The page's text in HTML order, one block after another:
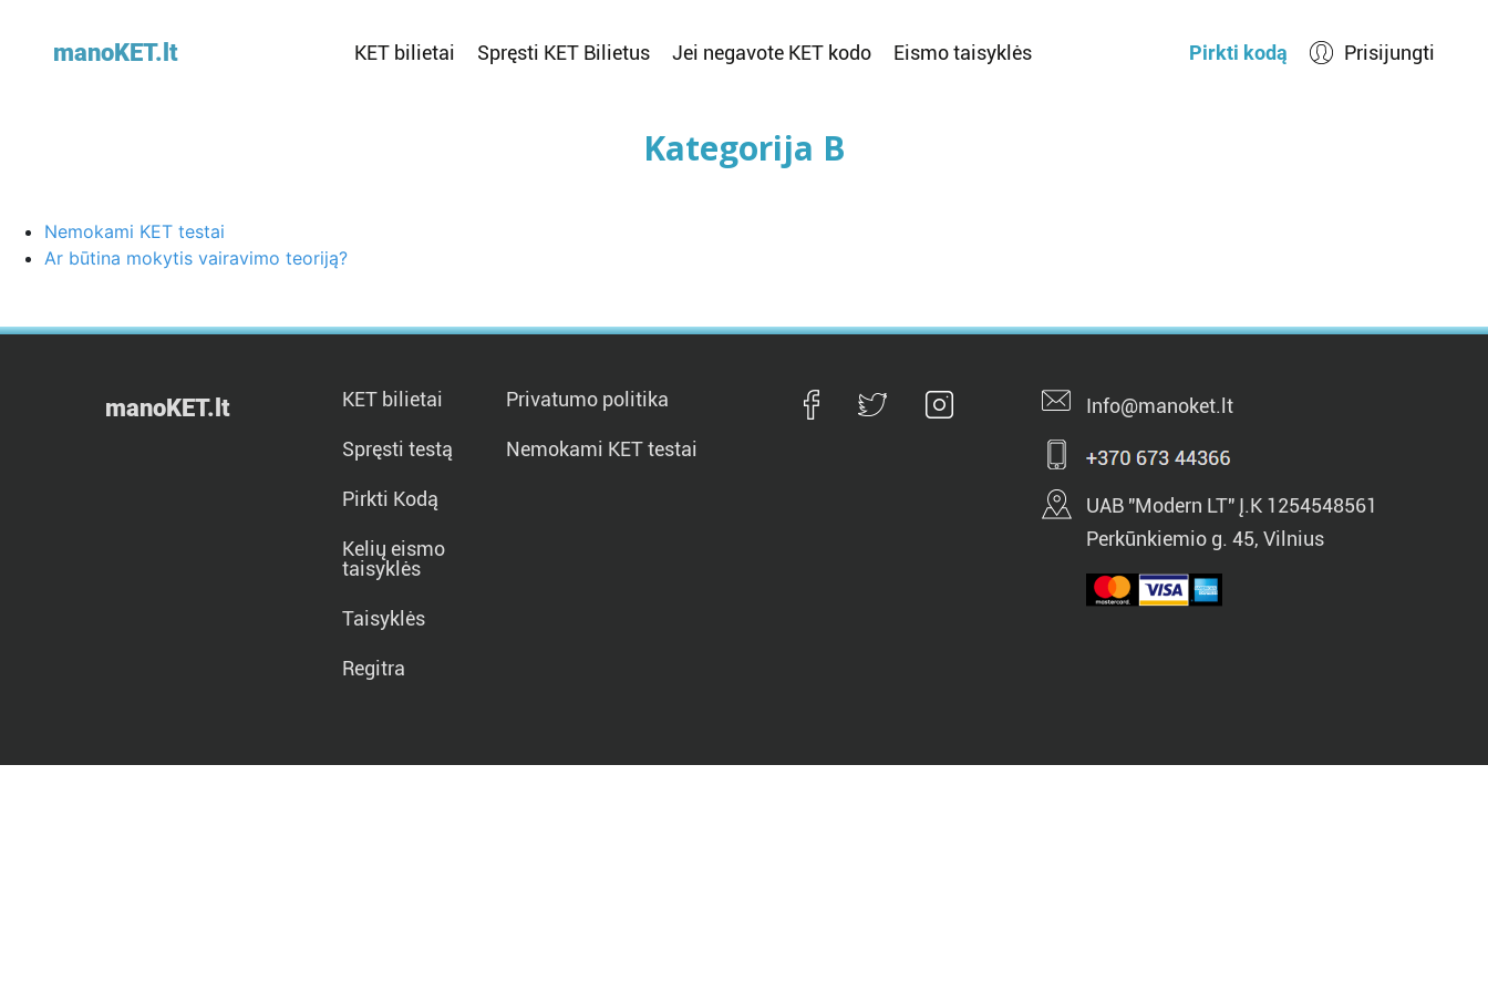
manoKET.lt KET bilietai Spręsti KET Bilietus Jei negavote KET kodo Eismo taisyklės Pirkti kodą Prisijungti
Kategorija B
Nemokami KET testai
Ar būtina mokytis vairavimo teoriją?
manoKET.lt KET bilietai
Spręsti testą
Pirkti Kodą
Kelių eismo
taisyklės
Taisyklės
Regitra
Privatumo politika
Nemokami KET testai
Info@manoket.lt
UAB "Modern LT" Į.K 1254548561
Perkūnkiemio g. 45, Vilnius